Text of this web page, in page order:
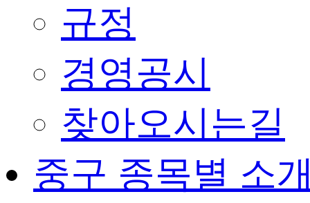
규정
경영공시
찾아오시는길
중구 종목별 소